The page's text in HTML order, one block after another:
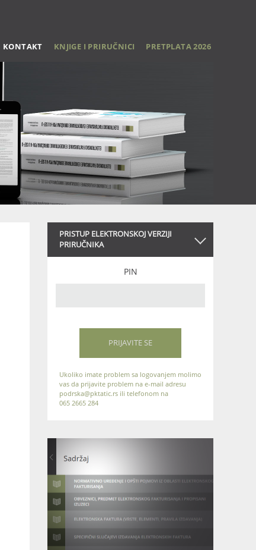
KONTAKT KNJIGE I PRIRUČNICI PRETPLATA 2026
PRISTUP ELEKTRONSKOJ VERZIJI
PRIRUČNIKA
PIN
PRIJAVITE SE
Ukoliko imate problem sa logovanjem molimo
vas da prijavite problem na e-mail adresu
podrska@pktatic.rs ili telefonom na
065 2665 284